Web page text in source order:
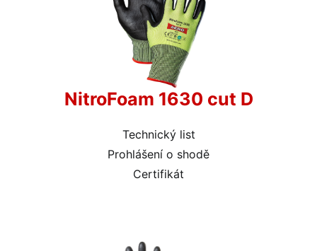
NitroFoam 1630 cut D
Technický list
Prohlášení o shodě
Certifikát